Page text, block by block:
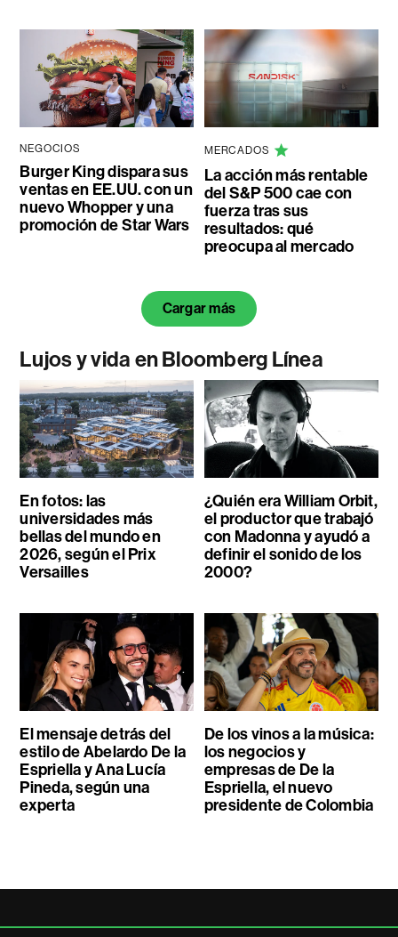
NEGOCIOS
Burger King dispara sus
ventas en EE.UU. con un
nuevo Whopper y una
promoción de Star Wars
MERCADOS
La acción más rentable
del S&P 500 cae con
fuerza tras sus
resultados: qué
preocupa al mercado
Cargar más
Lujos y vida en Bloomberg Línea
En fotos: las
universidades más
bellas del mundo en
2026, según el Prix
Versailles
¿Quién era William Orbit,
el productor que trabajó
con Madonna y ayudó a
definir el sonido de los
2000?
El mensaje detrás del
estilo de Abelardo De la
Espriella y Ana Lucía
Pineda, según una
experta
De los vinos a la música:
los negocios y
empresas de De la
Espriella, el nuevo
presidente de Colombia